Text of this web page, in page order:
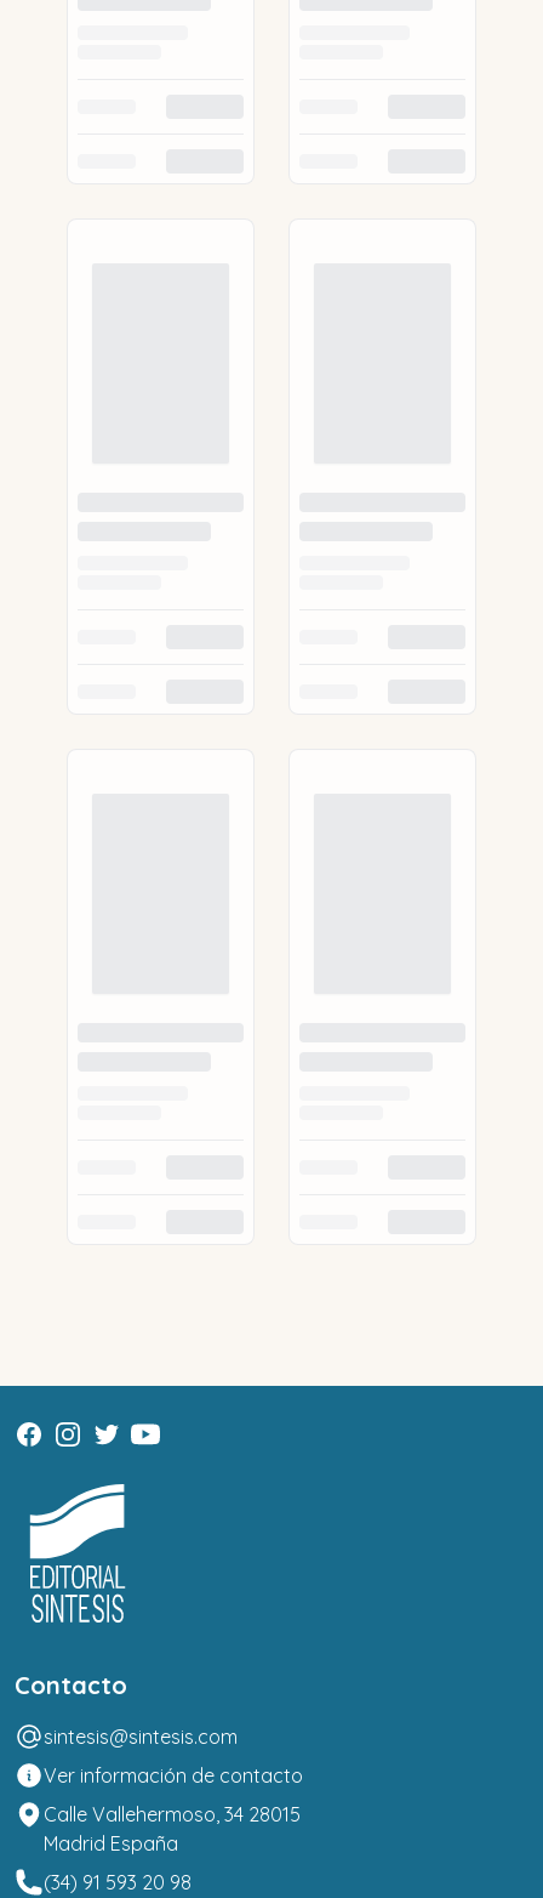
Contacto
sintesis@sintesis.com
Ver información de contacto
Calle Vallehermoso, 34 28015
Madrid España
(34) 91 593 20 98